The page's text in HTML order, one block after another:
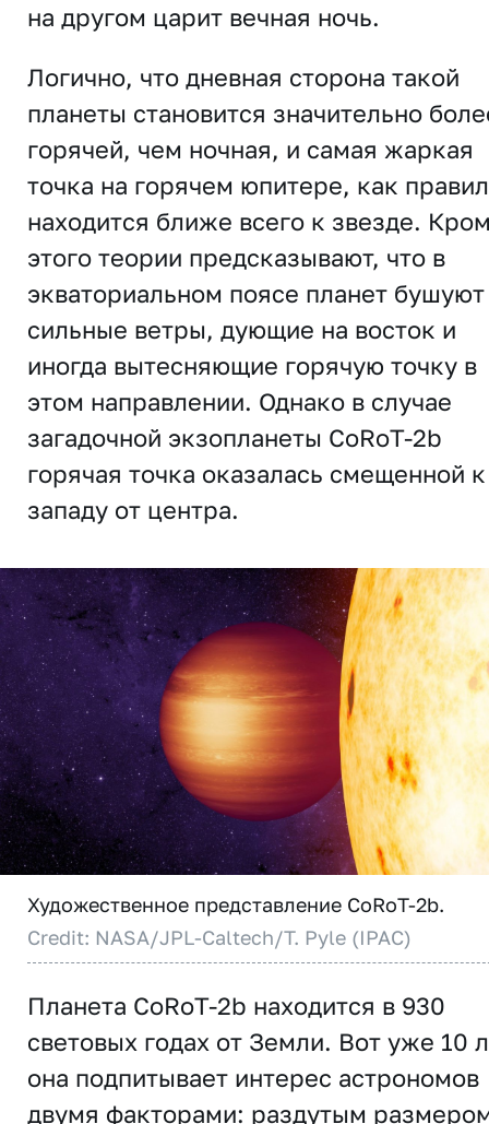
на другом царит вечная ночь.
Логично, что дневная сторона такой
планеты становится значительно
горячей, чем ночная, и самая жаркая
точка на горячем юпитере, как
находится ближе всего к звезде.
этого теории предсказывают, что в
экваториальном поясе планет бушуют
сильные ветры, дующие на восток и
иногда вытесняющие горячую точку в
этом направлении. Однако в случае
загадочной экзопланеты CoRoT-2b
горячая точка оказалась смещенной к
западу от центра.
Художественное представление CoRoT-2b.
Credit: NASA/JPL-Caltech/T. Pyle (IPAC)
Планета CoRoT-2b находится в 930
световых годах от Земли. Вот уже 10
она подпитывает интерес астрономов
двумя факторами: раздутым